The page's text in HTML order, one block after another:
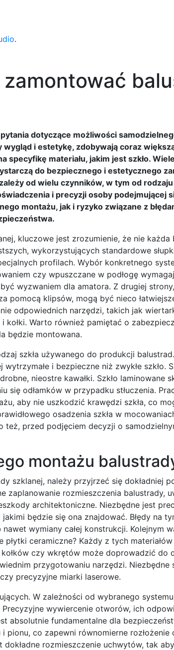
.
dotyczące możliwości
i estetykę, zdobywają coraz
specyfikę materiału, jakim jest szkło.
do bezpiecznego i estetycznego
od wielu czynników, w tym od
i precyzji osoby podejmującej
montażu, jak i ryzyko związane z
kluczowe jest zrozumienie, że nie każda
wykorzystujących standardowe
profilach. Wybór konkretnego
czy wpuszczane w podłogę
wyzwaniem dla amatora. Z drugiej
pomocą klipsów, mogą być nieco
odpowiednich narzędzi, takich jak
Warto również pamiętać o
będzie montowana.
szkła używanego do produkcji
i bezpieczne niż zwykłe szkło.
nieostre kawałki. Szkło laminowane
się odłamków w przypadku stłuczenia.
aby nie uszkodzić krawędzi szkła, co
osadzenia szkła w
przed podjęciem decyzji o
montażu
szklanej, należy przyjrzeć się dokładniej
zaplanowanie rozmieszczenia balustrady,
architektoniczne. Niezbędne jest
będzie się ona znajdować. Błędy na
wymiany całej konstrukcji. Kolejnym
ceramiczne? Każdy z tych
czy wkrętów może doprowadzić do
przygotowaniu narzędzi. Niezbędne
precyzyjne miarki laserowe.
W zależności od wybranego
wywiercenie otworów, ich
fundamentalne dla
co zapewni równomierne rozłożenie
rozmieszczenie uchwytów, tak aby